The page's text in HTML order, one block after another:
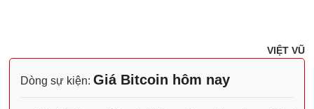
VIỆT VŨ
Dòng sự kiện: Giá Bitcoin hôm nay